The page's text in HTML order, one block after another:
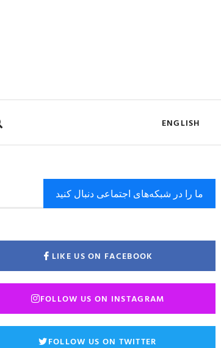
ENGLISH
ما را در شبکه‌های اجتماعی دنبال کنید
LIKE US ON FACEBOOK
FOLLOW US ON INSTAGRAM
FOLLOW US ON TWITTER